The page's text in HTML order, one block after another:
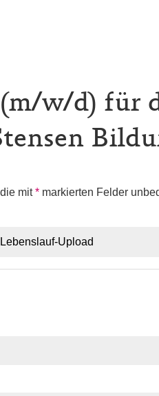
w/d) für
mit* markierten Felder
Lebenslauf-Upload